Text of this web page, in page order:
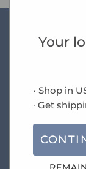
Your
• Shop in
∙ Get
Livraison